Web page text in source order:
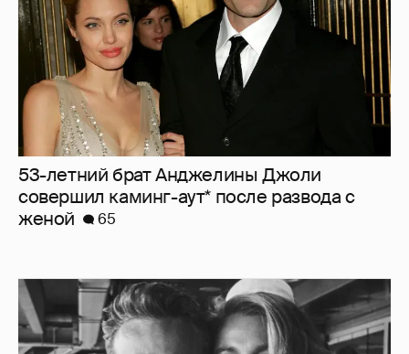
53-летний брат Анджелины Джоли
совершил каминг-аут* после развода с
женой
65